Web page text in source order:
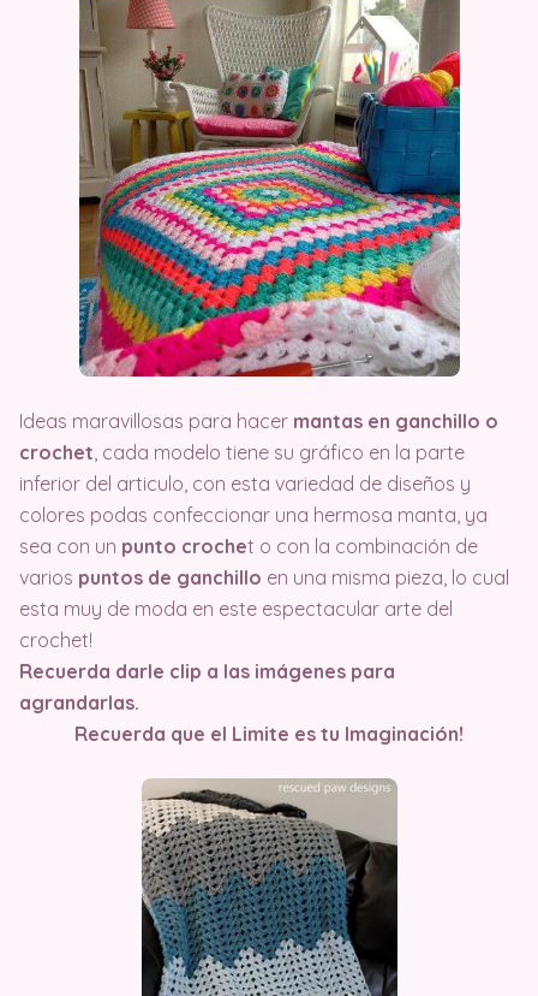
Ideas maravillosas para hacer mantas en ganchillo o
crochet , cada modelo tiene su gráfico en la parte
inferior del articulo, con esta variedad de diseños y
colores podas confeccionar una hermosa manta, ya
sea con un punto crochet o con la combinación de
varios puntos de ganchillo en una misma pieza, lo cual
esta muy de moda en este espectacular arte del
crochet!
Recuerda darle clip a las imágenes para
agrandarlas.
Recuerda que el Limite es tu Imaginación!